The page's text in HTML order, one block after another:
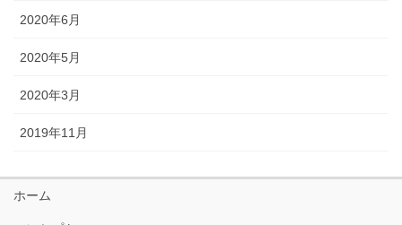
2020年6月
2020年5月
2020年3月
2019年11月
ホーム